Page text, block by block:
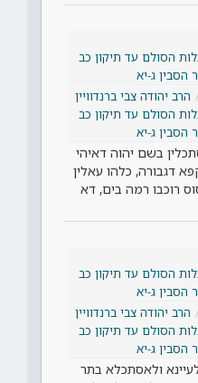
הסולם עד תיקון כב
הסבין ג-יא
הרב יהודה צבי ברנדוויין
הסולם עד תיקון כב
הסבין ג-יא
בשם יהוה דאיהי
דגבורה, כלהו עאלין
רוכבו רמה בים, דא
הסולם עד תיקון כב
הסבין ג-יא
הרב יהודה צבי ברנדוויין
הסולם עד תיקון כב
הסבין ג-יא
ולאסתכלא בתר